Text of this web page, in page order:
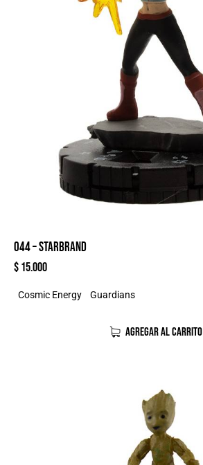
044 – STARBRAND
$15.000
Cosmic Energy Guardians
AGREGAR AL CARRITO